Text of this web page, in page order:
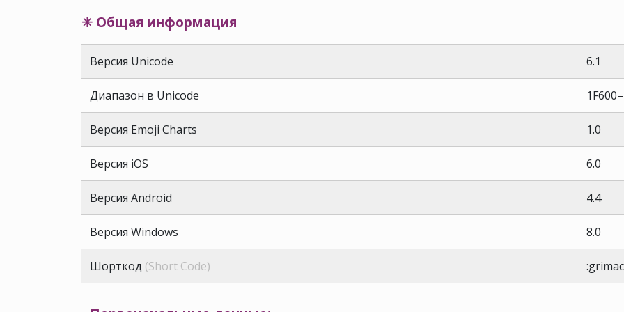
✳ Общая информация
Версия Unicode 6.1
Диапазон в Unicode
Версия Emoji Charts 1.0
Версия iOS 6.0
Версия Android 4.4
Версия Windows 8.0
Шорткод (Short Code)